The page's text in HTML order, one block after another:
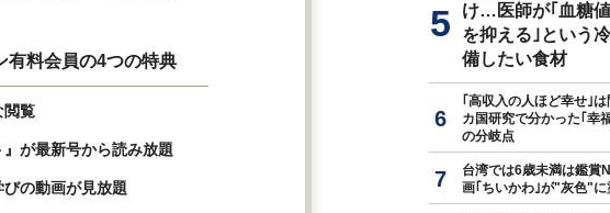
有料会員の4つの特典
閲覧
が最新号から読み放題
の動画が見放題
け…医師が｢血糖
を抑える｣という
備したい食材
｢高収入の人ほど幸せ｣
カ国研究で分かった｢幸
の分岐点
台湾では6歳未満は鑑賞
画｢ちいかわ｣が"灰色"